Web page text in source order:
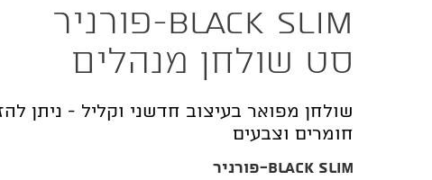
BLACK SLIM-פורניר
סט שולחן מנהלים
שולחן מפואר בעיצוב חדשני וקליל - ניתן
חומרים וצבעים
BLACK SLIM-פורניר